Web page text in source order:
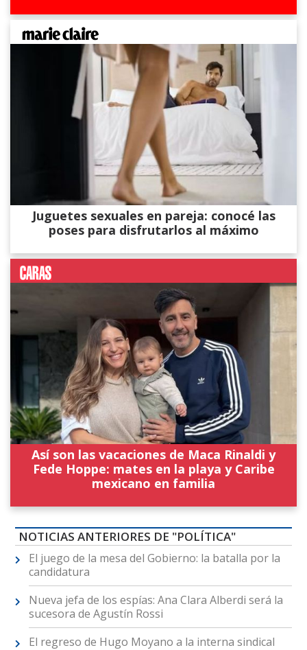
Juguetes sexuales en pareja: conocé las
poses para disfrutarlos al máximo
Así son las vacaciones de Maca Rinaldi y
Fede Hoppe: mates en la playa y Caribe
mexicano en familia
NOTICIAS ANTERIORES DE "POLÍTICA"
El juego de la mesa del Gobierno: la batalla por la
candidatura
Nueva jefa de los espías: Ana Clara Alberdi será la
sucesora de Agustín Rossi
El regreso de Hugo Moyano a la interna sindical